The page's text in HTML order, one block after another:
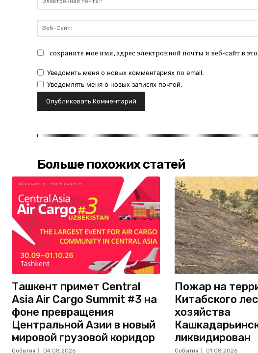
сохраните мое имя, адрес электронной почты и веб-сайт в
Уведомить меня о новых комментариях по email.
Уведомлять меня о новых записях почтой.
Больше похожих статей
Ташкент примет Central
Asia Air Cargo Summit #3 на
фоне превращения
Центральной Азии в новый
мировой грузовой коридор
События 04.08.2026
Пожар на
Китабского
хозяйства
ликвидирован
События 01.08.2026